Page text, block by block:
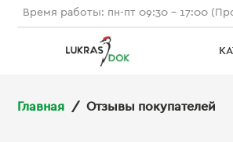
Время работы: пн-пт 09:30 - 17:00
Главная Отзывы покупателей